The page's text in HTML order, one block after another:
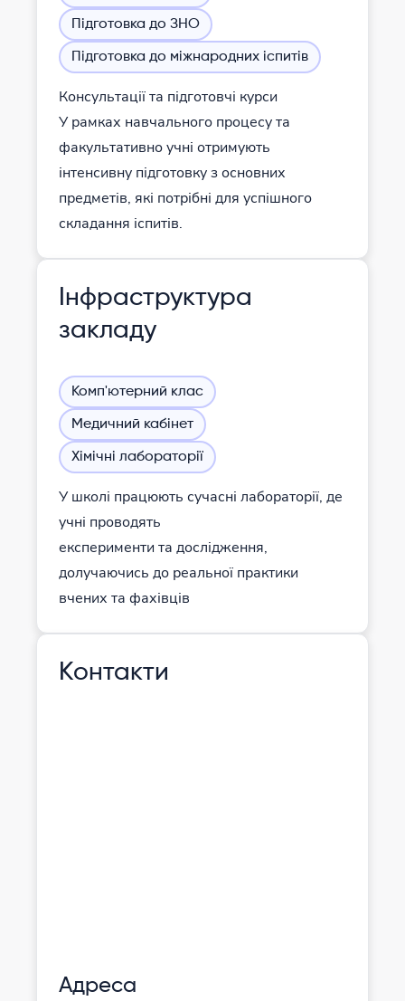
Підготовка до ЗНО
Підготовка до міжнародних іспитів
Консультації та підготовчі курси
У рамках навчального процесу та
факультативно учні отримують
інтенсивну підготовку з основних
предметів, які потрібні для успішного
складання іспитів.
Інфраструктура
закладу
Комп'ютерний клас
Медичний кабінет
Хімічні лабораторії
У школі працюють сучасні лабораторії, де
учні проводять
експерименти та дослідження,
долучаючись до реальної практики
вчених та фахівців
Контакти
Адреса